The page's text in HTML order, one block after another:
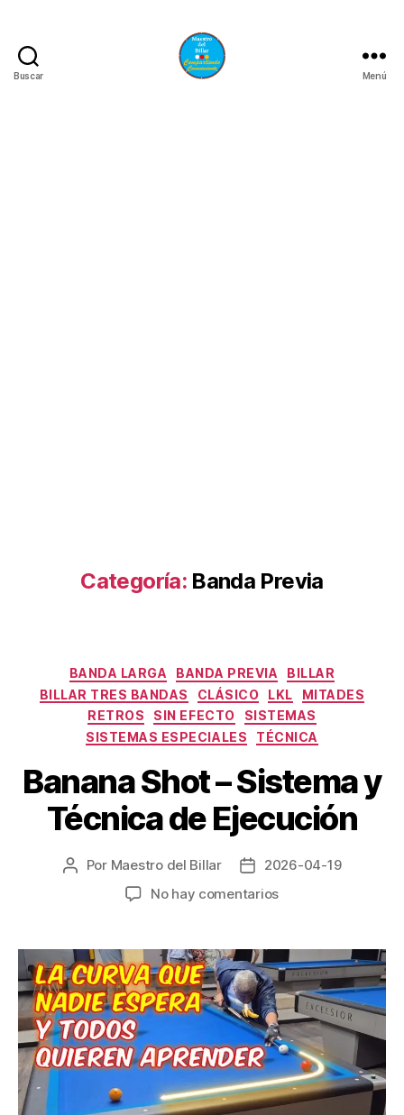
Buscar Menú
Categoría: Banda Previa
Categorías
BANDA LARGA BANDA PREVIA
BILLAR
BILLAR TRES BANDAS
CLÁSICO LKL
MITADES
RETROS
SIN EFECTO
SISTEMAS
SISTEMAS ESPECIALES
TÉCNICA
Banana Shot – Sistema y
Técnica de Ejecución
Autor
Por Maestro del Billar
Fecha
de
2026-04-19
No hay comentariosen
–
Sistema
y
Técnica
de
Ejecución